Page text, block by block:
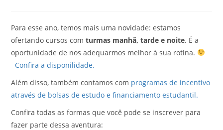
Para esse ano, temos mais uma novidade: estamos
ofertando cursos comturmas manhã, tarde e noite. É a
oportunidade de nos adequarmos melhor à sua rotina.
Confira a disponilidade.
Além disso, também contamos com programas de incentivo
através de bolsas de estudo e financiamento estudantil.
Confira todas as formas que você pode se inscrever para
fazer parte dessa aventura: